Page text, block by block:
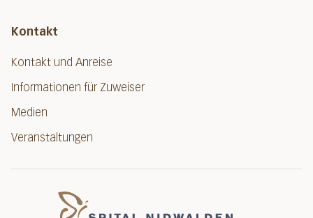
Kontakt
Kontakt und Anreise
Informationen für Zuweiser
Medien
Veranstaltungen